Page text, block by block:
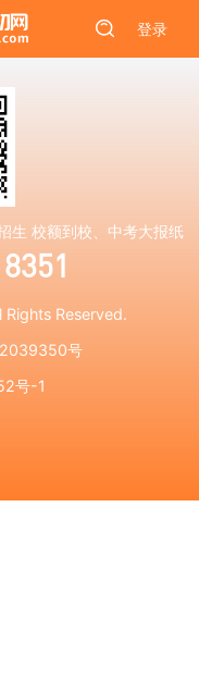
登录
生 校额到校、中考大报纸
Rights Reserved.
号
号-1